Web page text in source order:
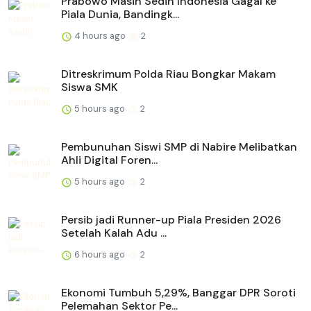
Piala Dunia, Bandingk...
4 hours ago 2
Ditreskrimum Polda Riau Bongkar Makam
Siswa SMK
5 hours ago 2
Pembunuhan Siswi SMP di Nabire Melibatkan
Ahli Digital Foren...
5 hours ago 2
Persib jadi Runner-up Piala Presiden 2026
Setelah Kalah Adu ...
6 hours ago 2
Ekonomi Tumbuh 5,29%, Banggar DPR Soroti
Pelemahan Sektor Pe...